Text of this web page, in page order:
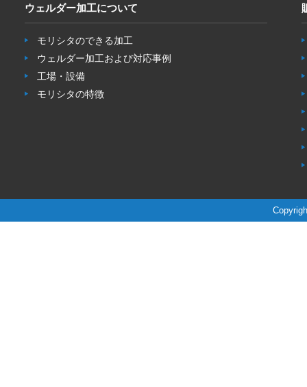
ウェルダー加工について
モリシタのできる加工
ウェルダー加工および対応事例
工場・設備
モリシタの特徴